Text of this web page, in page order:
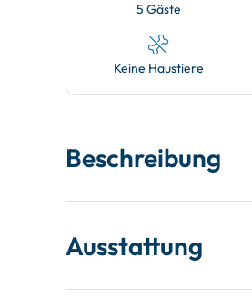
5 Gäste
Keine Haustiere
Beschreibung
Ausstattung